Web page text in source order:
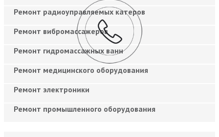
Ремонт радиоуправляемых катеров
Ремонт вибромассажеров
Ремонт гидромассажных ванн
Ремонт медицинского оборудования
Ремонт электроники
Ремонт промышленного оборудования